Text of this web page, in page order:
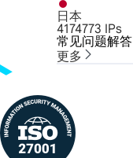
日本
4174773 IPs
常见问题解答
更多